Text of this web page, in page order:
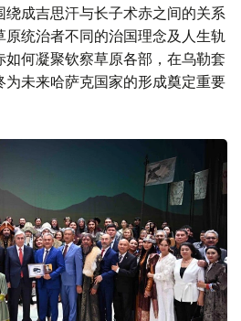
成吉思汗与长子术赤之间的关系
原统治者不同的治国理念及人生轨
何凝聚钦察草原各部，在乌勒套
未来哈萨克国家的形成奠定重要